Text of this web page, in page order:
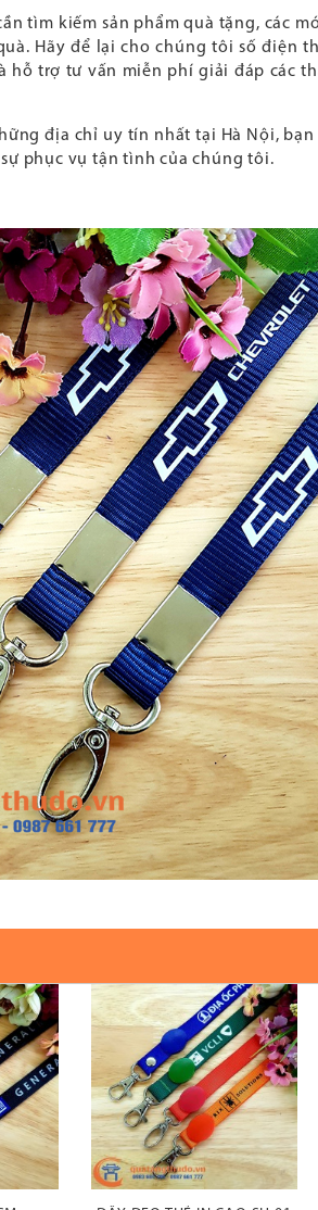
tìm kiếm sản phẩm quà tặng, các
Hãy để lại cho chúng tôi số điện
trợ tư vấn miễn phí giải đáp các
địa chỉ uy tín nhất tại Hà Nội, bạn
phục vụ tận tình của chúng tôi.